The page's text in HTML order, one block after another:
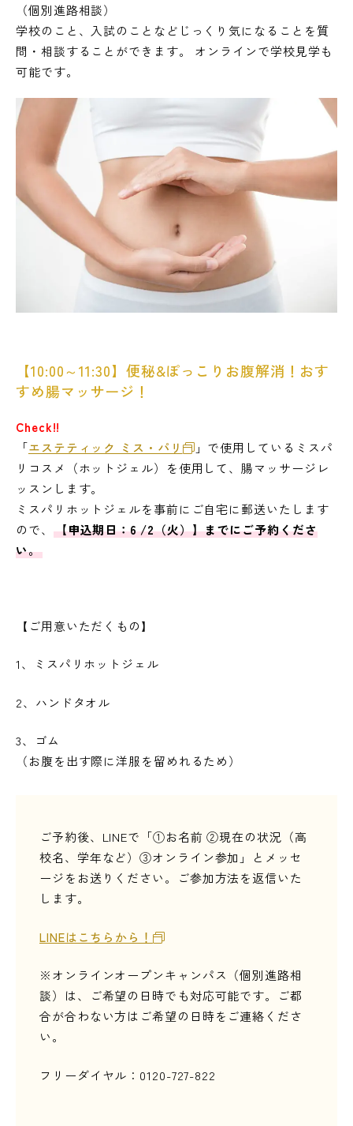
（個別進路相談）
学校のこと、入試のことなどじっくり気になることを質
問・相談することができます。 オンラインで学校見学も
可能です。
【10:00～11:30】便秘&ぽっこりお腹解消！おす
すめ腸マッサージ！
Check!!
「エステティック ミス・パリ
」で使用しているミスパ
リコスメ（ホットジェル）を使用して、腸マッサージレ
ッスンします。
ミスパリホットジェルを事前にご自宅に郵送いたします
ので、 【申込期日：6/2（火）】までにご予約くださ
い。
【ご用意いただくもの】
1、ミスパリホットジェル
2、ハンドタオル
3、ゴム
（お腹を出す際に洋服を留めれるため）
ご予約後、LINEで「①お名前 ②現在の状況（高
校名、学年など）③オンライン参加」とメッセ
ージをお送りください。ご参加方法を返信いた
します。
LINEはこちらから！
※オンラインオープンキャンパス（個別進路相
談）は、ご希望の日時でも対応可能です。ご都
合が合わない方はご希望の日時をご連絡くださ
い。
フリーダイヤル：0120-727-822